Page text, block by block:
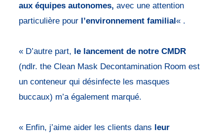
aux équipes autonomes, avec une attention
particulière pour l’environnement familial« .
« D’autre part, le lancement de notre CMDR
(ndlr. the Clean Mask Decontamination Room est
un conteneur qui désinfecte les masques
buccaux) m’a également marqué.
« Enfin, j’aime aider les clients dans leur